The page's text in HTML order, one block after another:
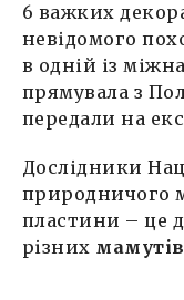
6 важких
невідомого
в одній із
прямувала з
передали на
Дослідники
природничого
пластини – це
різних мамутів